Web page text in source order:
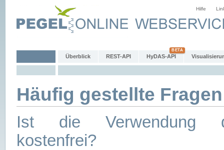
Hilfe
Überblick REST-API HyDAS-API
Häufig gestellte
Ist die Verwendung
kostenfrei?